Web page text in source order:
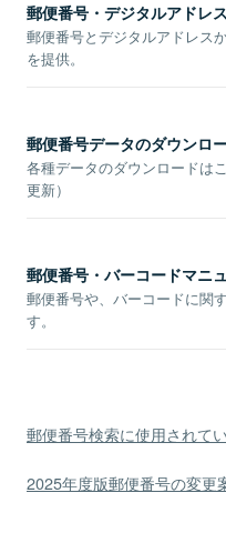
郵便番号・デジタルアドレ
郵便番号とデジタルアドレス
を提供。
郵便番号データのダウンロ
各種データのダウンロードは
更新）
郵便番号・バーコードマニ
郵便番号や、バーコードに関
す。
郵便番号検索に使用されて
2025年度版郵便番号の変更